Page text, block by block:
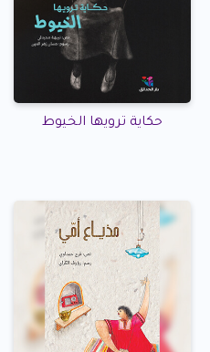
حكاية ترويها الخيوط